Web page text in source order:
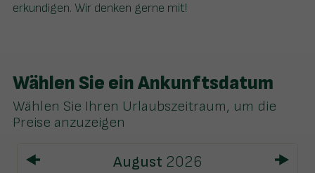
erkundigen. Wir denken gerne mit!
Wählen Sie ein Ankunftsdatum
Wählen Sie Ihren Urlaubszeitraum, um die
Preise anzuzeigen
August 2026